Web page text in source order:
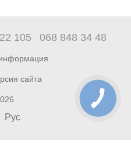
105 068 848 34 48
сайта
Рус